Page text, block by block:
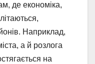
де економіка,
Наприклад,
а й розлога
на